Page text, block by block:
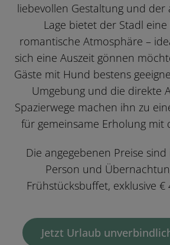
liebevollen Gestaltung und der
Lage bietet der Stadl
romantische Atmosphäre –
sich eine Auszeit gönnen
Gäste mit Hund bestens
Umgebung und die direkte
Spazierwege machen ihn zu
für gemeinsame Erholung mit
Die angegebenen Preise sind
Person und
Frühstücksbuffet, exklusive €
Jetzt Urlaub